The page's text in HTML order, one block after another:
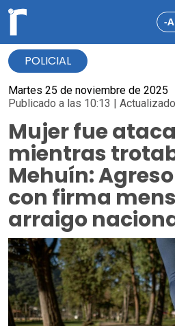
-A
POLICIAL
Martes 25 de noviembre de 2025
Publicado a las 10:13 |
Mujer fue
mientras
Mehuín:
con firma
arraigo